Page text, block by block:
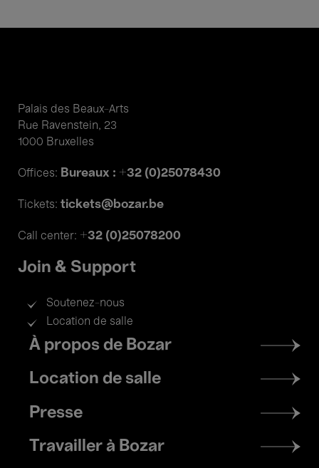
Palais des Beaux-Arts
Rue Ravenstein, 23
1000 Bruxelles
Offices: Bureaux : +32 (0)25078430
Tickets: tickets@bozar.be
Call center: +32 (0)25078200
Join & Support
Soutenez-nous
Location de salle
Footer
menu
À propos de Bozar
Location de salle
Presse
Travailler à Bozar